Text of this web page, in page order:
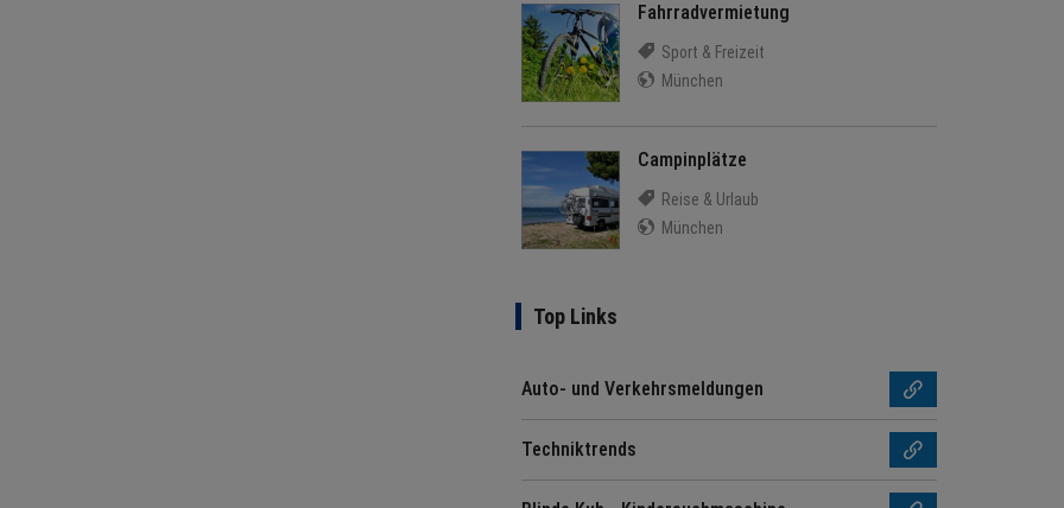
Fahrradvermietung
Sport & Freizeit
München
Campinplätze
Reise & Urlaub
München
Top Links
Auto- und Verkehrsmeldungen
Techniktrends